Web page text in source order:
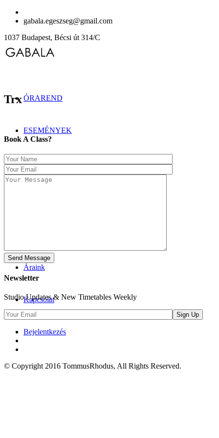
gabala.egeszseg@gmail.com
1037 Budapest, Bécsi út 314/C
ÓRAREND
ESEMÉNYEK
Óratípusok
Áraink
Kapcsolat
Bejelentkezés
Trx
Book A Class?
Newsletter
Studio Updates & New Timetables Weekly
© Copyright 2016 TommusRhodus, All Rights Reserved.